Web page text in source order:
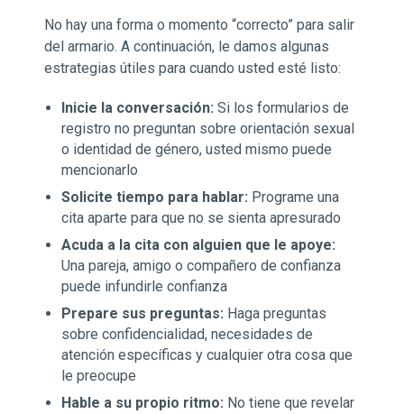
No hay una forma o momento “correcto” para salir
del armario. A continuación, le damos algunas
estrategias útiles para cuando usted esté listo:
Inicie la conversación: Si los formularios de
registro no preguntan sobre orientación sexual
o identidad de género, usted mismo puede
mencionarlo
Solicite tiempo para hablar: Programe una
cita aparte para que no se sienta apresurado
Acuda a la cita con alguien que le apoye:
Una pareja, amigo o compañero de confianza
puede infundirle confianza
Prepare sus preguntas: Haga preguntas
sobre confidencialidad, necesidades de
atención específicas y cualquier otra cosa que
le preocupe
Hable a su propio ritmo: No tiene que revelar